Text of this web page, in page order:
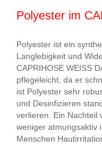
Polyester im
Polyester ist ein
Langlebigkeit und
CAPRIHOSE WEISS
pflegeleicht, da er
ist Polyester sehr
und Desinfizieren
verlieren. Ein Nachteil
weniger atmungsaktiv
Menschen